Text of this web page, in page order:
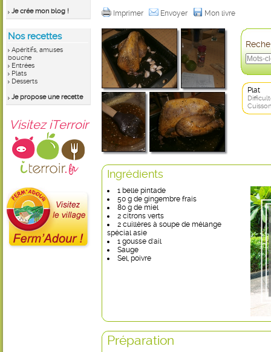
Je crée mon blog !
Nos recettes
Apéritifs, amuses
bouche
Entrées
Plats
Desserts
Je propose une recette
Visitez iTerroir
Imprimer Envoyer Mon livre
Plat
Ingrédients
1 belle pintade
50 g de gingembre frais
80 g de miel
2 citrons verts
2 cuillères à soupe de mélange
spécial asie
1 gousse d'ail
Sauge
Sel, poivre
Préparation